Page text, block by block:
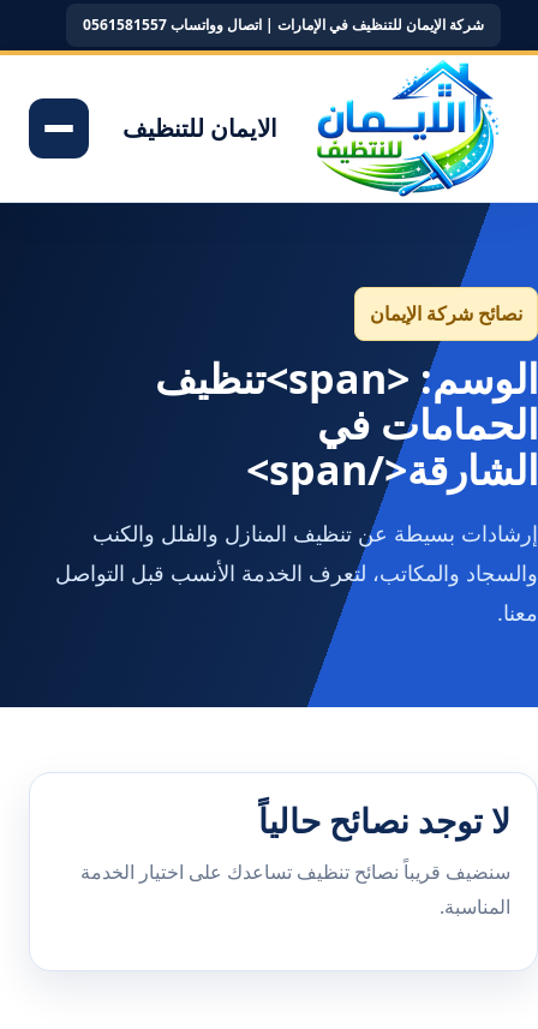
شركة الإيمان للتنظيف في الإمارات | اتصال وواتساب 0561581557
الايمان للتنظيف
نصائح شركة الإيمان
الوسم: <span>تنظيف
الحمامات في
الشارقة</span>
إرشادات بسيطة عن تنظيف المنازل والفلل والكنب
والسجاد والمكاتب، لتعرف الخدمة الأنسب قبل التواصل
معنا.
لا توجد نصائح حالياً
سنضيف قريباً نصائح تنظيف تساعدك على اختيار الخدمة
المناسبة.